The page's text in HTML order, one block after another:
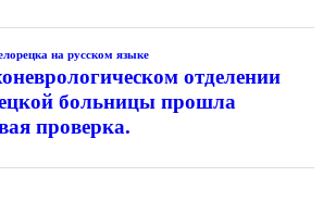
на русском языке
отделении
больницы прошла
проверка.